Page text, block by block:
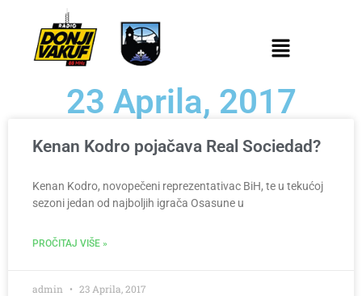
23 Aprila, 2017
Kenan Kodro pojačava Real Sociedad?
Kenan Kodro, novopečeni reprezentativac BiH, te u tekućoj
sezoni jedan od najboljih igrača Osasune u
PROČITAJ VIŠE »
admin 23 Aprila, 2017